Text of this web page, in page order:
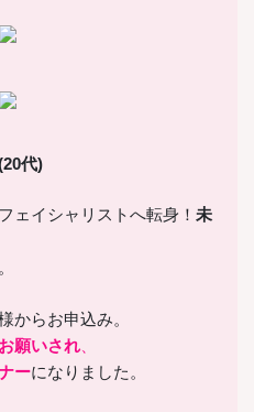
代)
ェイシャリストへ転身！ 未
からお申込み。
願いされ、
ーになりました。